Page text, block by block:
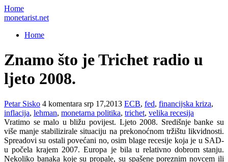
Home
monetarist.net
Home
Znamo što je Trichet radio u
ljeto 2008.
Petar Sisko 4 komentara srp 17,2013 ECB, fed, financijska kriza,
inflacija, lehman, monetarna politika, trichet, velika recesija
Vratimo se malo u bližu povijest. Ljeto 2008. Središnje banke su
više manje stabilizirale situaciju na prekonoćnom tržištu likvidnosti.
Spreadovi su ostali povećani no, osim blage recesije koja je u SAD-
u počela krajem 2007. Europa je bila u relativno dobrom stanju.
Nekoliko banaka koje su propale, su spašene poreznim novcem ili